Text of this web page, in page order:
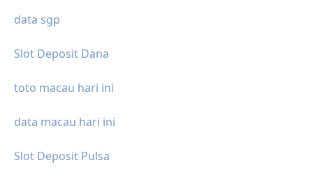
data sgp
Slot Deposit Dana
toto macau hari ini
data macau hari ini
Slot Deposit Pulsa